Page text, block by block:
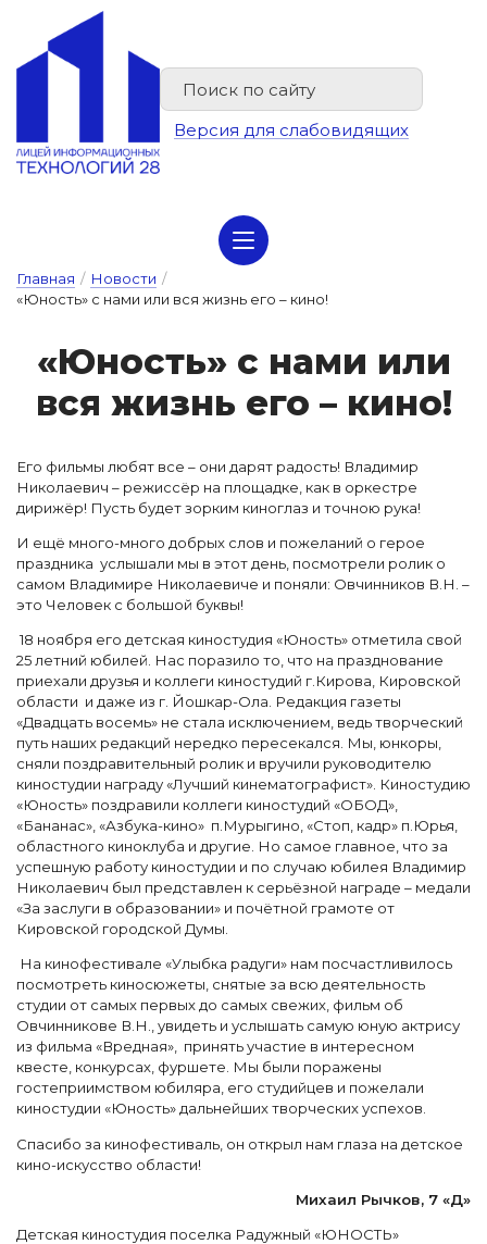
Версия для слабовидящих
Главная / Новости /
«Юность» с нами или вся жизнь его – кино!
«Ю­ность» с на­ми и­ли
вся жизнь е­го – ки­но!
Его фильмы любят все – они дарят радость! Владимир
Николаевич – режиссёр на площадке, как в оркестре
дирижёр! Пусть будет зорким киноглаз и точною рука!
И ещё много-много добрых слов и пожеланий о герое
праздника услышали мы в этот день, посмотрели ролик о
самом Владимире Николаевиче и поняли: Овчинников В.Н. –
это Человек с большой буквы!
18 ноября его детская киностудия «Юность» отметила свой
25 летний юбилей. Нас поразило то, что на празднование
приехали друзья и коллеги киностудий г.Кирова, Кировской
области и даже из г. Йошкар-Ола. Редакция газеты
«Двадцать восемь» не стала исключением, ведь творческий
путь наших редакций нередко пересекался. Мы, юнкоры,
сняли поздравительный ролик и вручили руководителю
киностудии награду «Лучший кинематографист». Киностудию
«Юность» поздравили коллеги киностудий «ОБОД»,
«Бананас», «Азбука-кино» п.Мурыгино, «Стоп, кадр» п.Юрья,
областного киноклуба и другие. Но самое главное, что за
успешную работу киностудии и по случаю юбилея Владимир
Николаевич был представлен к серьёзной награде – медали
«За заслуги в образовании» и почётной грамоте от
Кировской городской Думы.
На кинофестивале «Улыбка радуги» нам посчастливилось
посмотреть киносюжеты, снятые за всю деятельность
студии от самых первых до самых свежих, фильм об
Овчинникове В.Н., увидеть и услышать самую юную актрису
из фильма «Вредная», принять участие в интересном
квесте, конкурсах, фуршете. Мы были поражены
гостеприимством юбиляра, его студийцев и пожелали
киностудии «Юность» дальнейших творческих успехов.
Спасибо за кинофестиваль, он открыл нам глаза на детское
кино-искусство области!
Михаил Рычков, 7 «Д»
Детская киностудия поселка Радужный «ЮНОСТЬ»